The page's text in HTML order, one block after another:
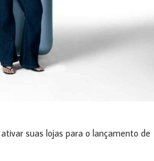
suas lojas para o lançamento de